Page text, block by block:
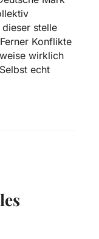
stelle
Konflikte
wirklich
echt